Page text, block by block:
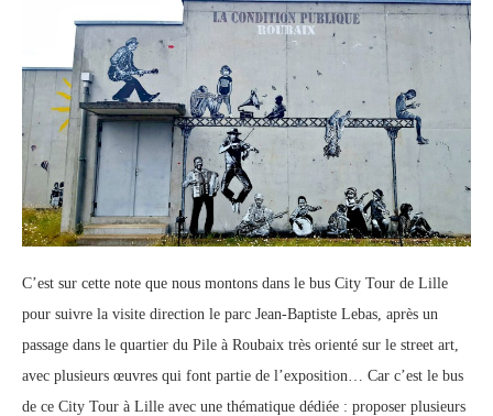
C’est sur cette note que nous montons dans le bus City Tour de Lille
pour suivre la visite direction le parc Jean-Baptiste Lebas, après un
passage dans le quartier du Pile à Roubaix très orienté sur le street art,
avec plusieurs œuvres qui font partie de l’exposition… Car c’est le bus
de ce City Tour à Lille avec une thématique dédiée : proposer plusieurs